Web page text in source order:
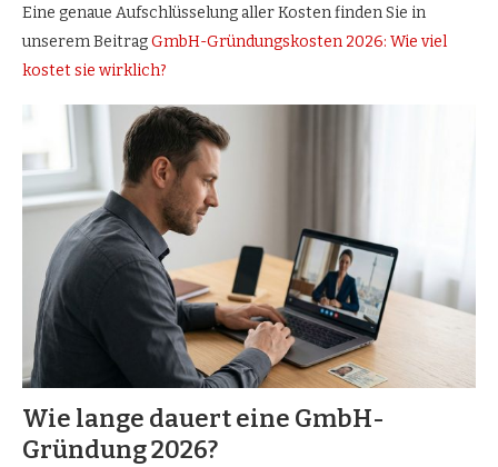
Eine genaue Aufschlüsselung aller Kosten finden Sie in
unserem BeitragGmbH-Gründungskosten 2026: Wie viel
kostet sie wirklich?
Wie lange dauert eine GmbH-
Gründung 2026?